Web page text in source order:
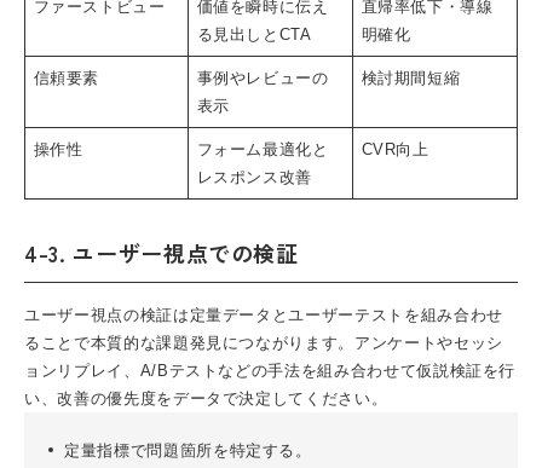
ファーストビュー
価値を瞬時に伝え
る見出しとCTA
直帰率低下・導線
明確化
信頼要素
事例やレビューの
表示
検討期間短縮
操作性
フォーム最適化と
レスポンス改善
CVR向上
4-3. ユーザー視点での検証
ユーザー視点の検証は定量データとユーザーテストを組み合わせ
ることで本質的な課題発見につながります。アンケートやセッシ
ョンリプレイ、A/Bテストなどの手法を組み合わせて仮説検証を行
い、改善の優先度をデータで決定してください。
定量指標で問題箇所を特定する。